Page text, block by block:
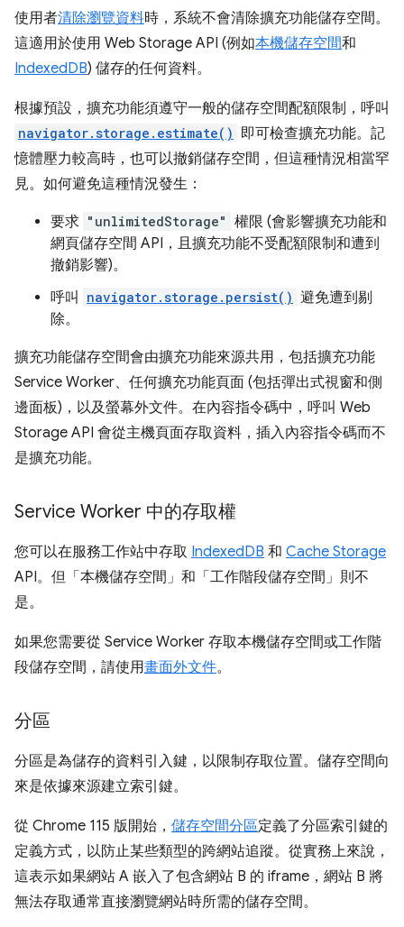
使用者清除瀏覽資料時，系統不會清除擴充功能儲存空間。
這適用於使用 Web Storage API (例如本機儲存空間和
IndexedDB) 儲存的任何資料。
根據預設，擴充功能須遵守一般的儲存空間配額限制，呼叫
navigator.storage.estimate() 即可檢查擴充功能。記
憶體壓力較高時，也可以撤銷儲存空間，但這種情況相當罕
見。如何避免這種情況發生：
要求 "unlimitedStorage" 權限 (會影響擴充功能和
網頁儲存空間 API，且擴充功能不受配額限制和遭到
撤銷影響)。
呼叫
navigator.storage.persist() 避免遭到剔
除。
擴充功能儲存空間會由擴充功能來源共用，包括擴充功能
Service Worker、任何擴充功能頁面 (包括彈出式視窗和側
邊面板)，以及螢幕外文件。在內容指令碼中，呼叫 Web
Storage API 會從主機頁面存取資料，插入內容指令碼而不
是擴充功能。
Service Worker 中的存取權
您可以在服務工作站中存取 IndexedDB 和 Cache Storage
API。但「本機儲存空間」 和「工作階段儲存空間」 則不
是。
如果您需要從 Service Worker 存取本機儲存空間或工作階
段儲存空間，請使用畫面外文件。
分區
分區是為儲存的資料引入鍵，以限制存取位置。儲存空間向
來是依據來源建立索引鍵。
從 Chrome 115 版開始， 儲存空間分區定義了分區索引鍵的
定義方式，以防止某些類型的跨網站追蹤。從實務上來說，
這表示如果網站 A 嵌入了包含網站 B 的 iframe，網站 B 將
無法存取通常直接瀏覽網站時所需的儲存空間。